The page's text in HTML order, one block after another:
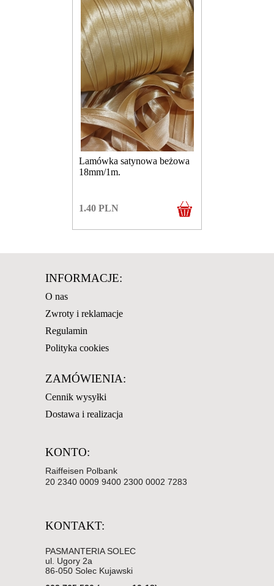
Lamówka satynowa beżowa
18mm/1m.
1.40 PLN
INFORMACJE:
O nas
Zwroty i reklamacje
Regulamin
Polityka cookies
ZAMÓWIENIA:
Cennik wysyłki
Dostawa i realizacja
KONTO:
Raiffeisen Polbank
20 2340 0009 9400 2300 0002 7283
KONTAKT:
PASMANTERIA SOLEC
ul. Ugory 2a
86-050 Solec Kujawski